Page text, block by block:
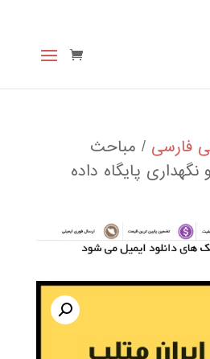
فارسی / مباحث
پایگاه داده